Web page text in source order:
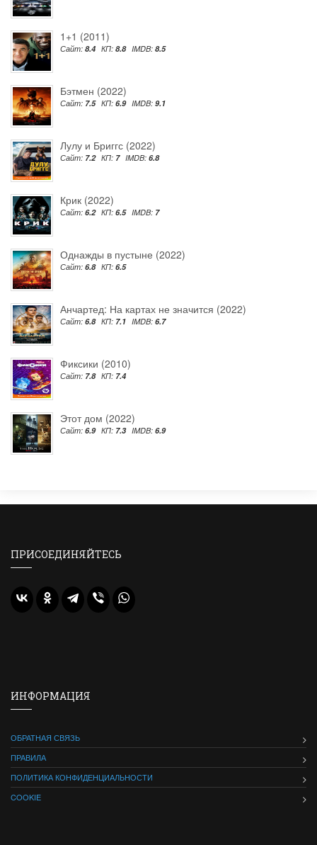
1+1 (2011)
Сайт: 8.4 КП: 8.8 IMDB: 8.5
Бэтмен (2022)
Сайт: 7.5 КП: 6.9 IMDB: 9.1
Лулу и Бриггс (2022)
Сайт: 7.2 КП: 7 IMDB: 6.8
Крик (2022)
Сайт: 6.2 КП: 6.5 IMDB: 7
Однажды в пустыне (2022)
Сайт: 6.8 КП: 6.5
Анчартед: На картах не значится (2022)
Сайт: 6.8 КП: 7.1 IMDB: 6.7
Фиксики (2010)
Сайт: 7.8 КП: 7.4
Этот дом (2022)
Сайт: 6.9 КП: 7.3 IMDB: 6.9
ПРИСОЕДИНЯЙТЕСЬ
ИНФОРМАЦИЯ
ОБРАТНАЯ СВЯЗЬ
ПРАВИЛА
ПОЛИТИКА КОНФИДЕНЦИАЛЬНОСТИ
COOKIE